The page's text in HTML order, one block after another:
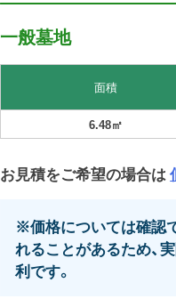
一般墓地
面積
6.48㎡
お見積をご希望の場合は
※価格については確認
れることがあるため、
利です。